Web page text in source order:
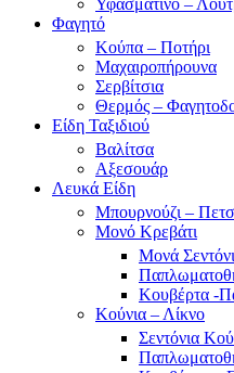
Υφασμάτινο –
Φαγητό
Κούπα – Ποτήρι
Μαχαιροπήρουνα
Σερβίτσια
Θερμός –
Είδη Ταξιδιού
Βαλίτσα
Αξεσουάρ
Λευκά Είδη
Μπουρνούζι –
Μονό Κρεβάτι
Μονά
Κουβέρτα -
Κούνια – Λίκνο
Σεντόνια